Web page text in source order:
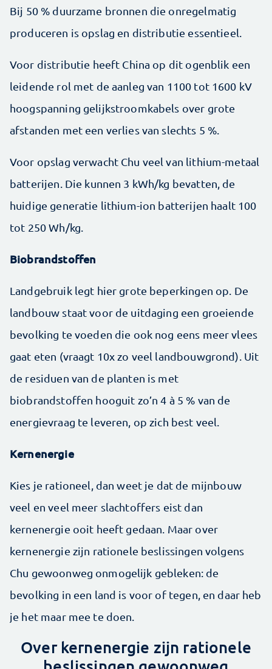
Bij 50 % duurzame bronnen die onregelmatig
produceren is opslag en distributie essentieel.
Voor distributie heeft China op dit ogenblik een
leidende rol met de aanleg van 1100 tot 1600 kV
hoogspanning gelijkstroomkabels over grote
afstanden met een verlies van slechts 5 %.
Voor opslag verwacht Chu veel van lithium-metaal
batterijen. Die kunnen 3 kWh/kg bevatten, de
huidige generatie lithium-ion batterijen haalt 100
tot 250 Wh/kg.
Biobrandstoffen
Landgebruik legt hier grote beperkingen op. De
landbouw staat voor de uitdaging een groeiende
bevolking te voeden die ook nog eens meer vlees
gaat eten (vraagt 10x zo veel landbouwgrond). Uit
de residuen van de planten is met
biobrandstoffen hooguit zo’n 4 à 5 % van de
energievraag te leveren, op zich best veel.
Kernenergie
Kies je rationeel, dan weet je dat de mijnbouw
veel en veel meer slachtoffers eist dan
kernenergie ooit heeft gedaan. Maar over
kernenergie zijn rationele beslissingen volgens
Chu gewoonweg onmogelijk gebleken: de
bevolking in een land is voor of tegen, en daar heb
je het maar mee te doen.
Over kernenergie zijn rationele